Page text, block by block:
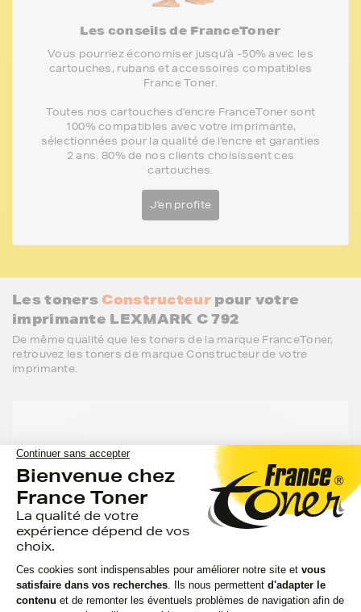
Les conseils de FranceToner
Vous pourriez économiser jusqu'à -50% avec les
cartouches, rubans et accessoires compatibles
France Toner.
Toutes nos cartouches d'encre FranceToner sont
100% compatibles avec votre imprimante,
sélectionnées pour la qualité de l'encre et garanties
2 ans. 80% de nos clients choisissent ces
cartouches.
J'en profite
Les toners Constructeurpour votre
imprimante LEXMARK C 792
De même qualité que les toners de la marque FranceToner,
retrouvez les toners de marque Constructeur de votre
imprimante.